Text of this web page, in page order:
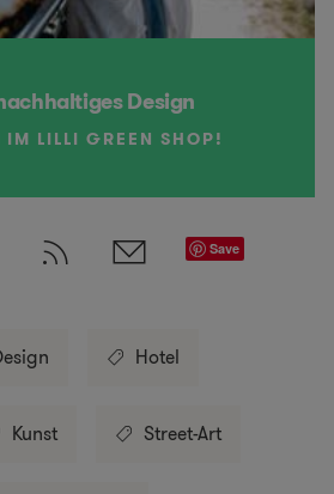
Design
IM LILLI GREEN SHOP!
Save
Hotel
Kunst Street-Art